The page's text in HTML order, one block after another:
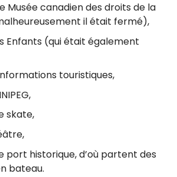
Musée canadien des droits de la
il était fermé),
Enfants (qui était également
touristiques,
skate,
port historique, d’où partent des
bateau.